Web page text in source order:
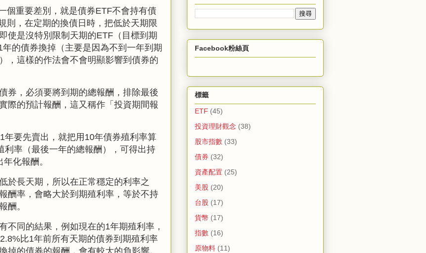
個重要差別，就是債券ETF不會持有債
則，在定期的換債日時，把低於天期限
使是沒特別限制天期的ETF（目標到期
年的債券換掉（主要是因為不到一年到期
，這樣的作法會不會明顯影響到債券的
券，必須要將到期的總報酬，排除最後
際的預計報酬，這又稱作「投資期間報
年要先賣出，就把用10年債券殖利率算
利率（最後一年的總報酬），可得出持
化報酬。
於長天期，所以在正常穩定的利率之
酬率，會略大於到期殖利率，等於不持
酬。
不同的結果，例如現在的1年期殖利率，
2.8%比1年前所有天期的債券到期殖利率
掉的債券的報酬，會有較大的負影響。
Facebook粉絲頁
標籤
ETF (45)
投資理財觀念 (38)
股市指數 (33)
債券 (32)
資產配置 (25)
美股 (20)
台股 (17)
貨幣 (17)
指數 (16)
原物料 (11)